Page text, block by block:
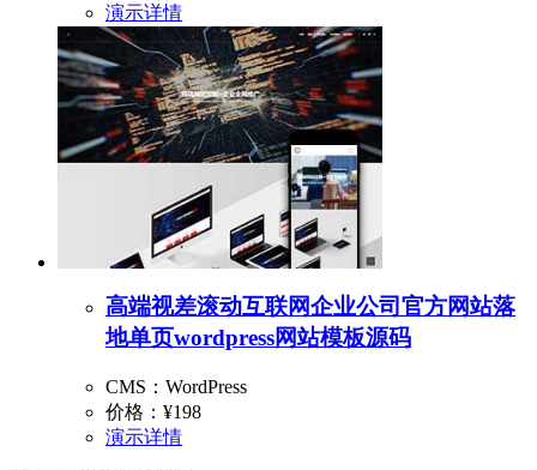
演示详情
高端视差滚动互联网企业公司官方网站落
地单页wordpress网站模板源码
CMS：WordPress
价格： ¥198
演示详情